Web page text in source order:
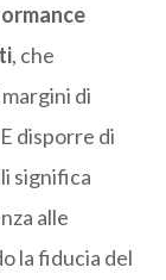
, che
di
disporre di
significa
alle
la fiducia del